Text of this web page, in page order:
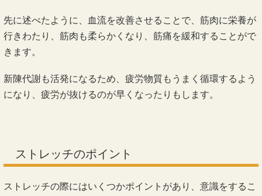
先に述べたように、血流を改善させることで、筋肉に栄養が
行きわたり、筋肉も柔らかくなり、筋痛を緩和することがで
きます。
新陳代謝も活発になるため、疲労物質もうまく循環するよう
になり、疲労が抜けるのが早くなったりもします。
ストレッチのポイント
ストレッチの際にはいくつかポイントがあり、意識をするこ